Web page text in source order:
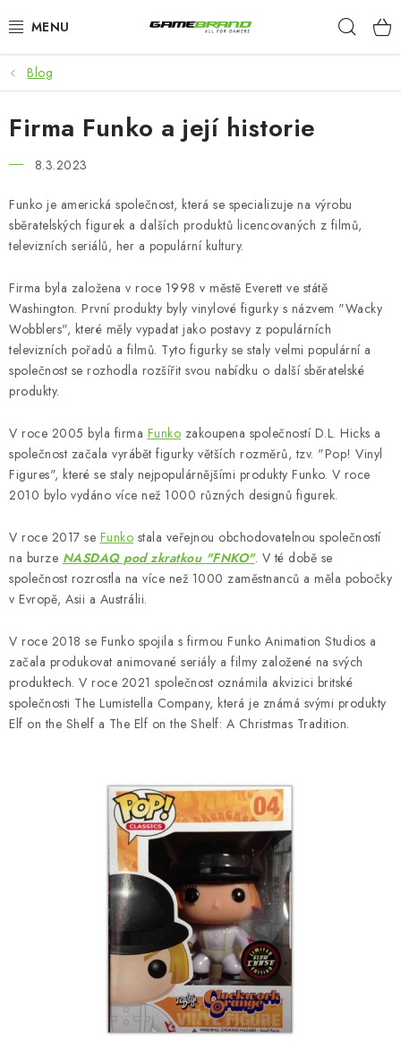
na
KATEGORIE
FILMY A SERIÁLY
HRY
ZNAČKY
VÝPRODEJ
Blog O nás Doprava a platba Kontakt
Blog
Firma Funko a její historie
8.3.2023
Funko je americká společnost, která se specializuje na výrobu
sběratelských figurek a dalších produktů licencovaných z filmů,
televizních seriálů, her a populární kultury.
Firma byla založena v roce 1998 v městě Everett ve státě
Washington. První produkty byly vinylové figurky s názvem "Wacky
Wobblers", které měly vypadat jako postavy z populárních
televizních pořadů a filmů. Tyto figurky se staly velmi populární a
společnost se rozhodla rozšířit svou nabídku o další sběratelské
produkty.
V roce 2005 byla firma Funko zakoupena společností D.L. Hicks a
společnost začala vyrábět figurky větších rozměrů, tzv. "Pop! Vinyl
Figures", které se staly nejpopulárnějšími produkty Funko. V roce
2010 bylo vydáno více než 1000 různých designů figurek.
V roce 2017 se Funko stala veřejnou obchodovatelnou společností
na burze NASDAQ pod zkratkou "FNKO". V té době se
společnost rozrostla na více než 1000 zaměstnanců a měla pobočky
v Evropě, Asii a Austrálii.
V roce 2018 se Funko spojila s firmou Funko Animation Studios a
začala produkovat animované seriály a filmy založené na svých
produktech. V roce 2021 společnost oznámila akvizici britské
společnosti The Lumistella Company, která je známá svými produkty
Elf on the Shelf a The Elf on the Shelf: A Christmas Tradition.